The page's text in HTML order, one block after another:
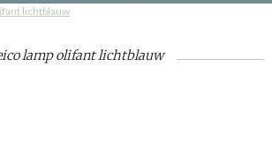
lichtblauw
lamp olifant lichtblauw